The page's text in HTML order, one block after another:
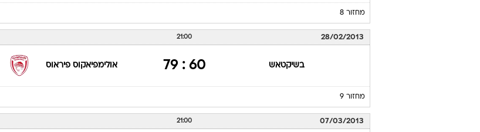
מחזור 8
28/02/2013
21:00
בשיקטאש 60 : 79 אולימפיאקוס פיראוס
מחזור 9
07/03/2013
21:00